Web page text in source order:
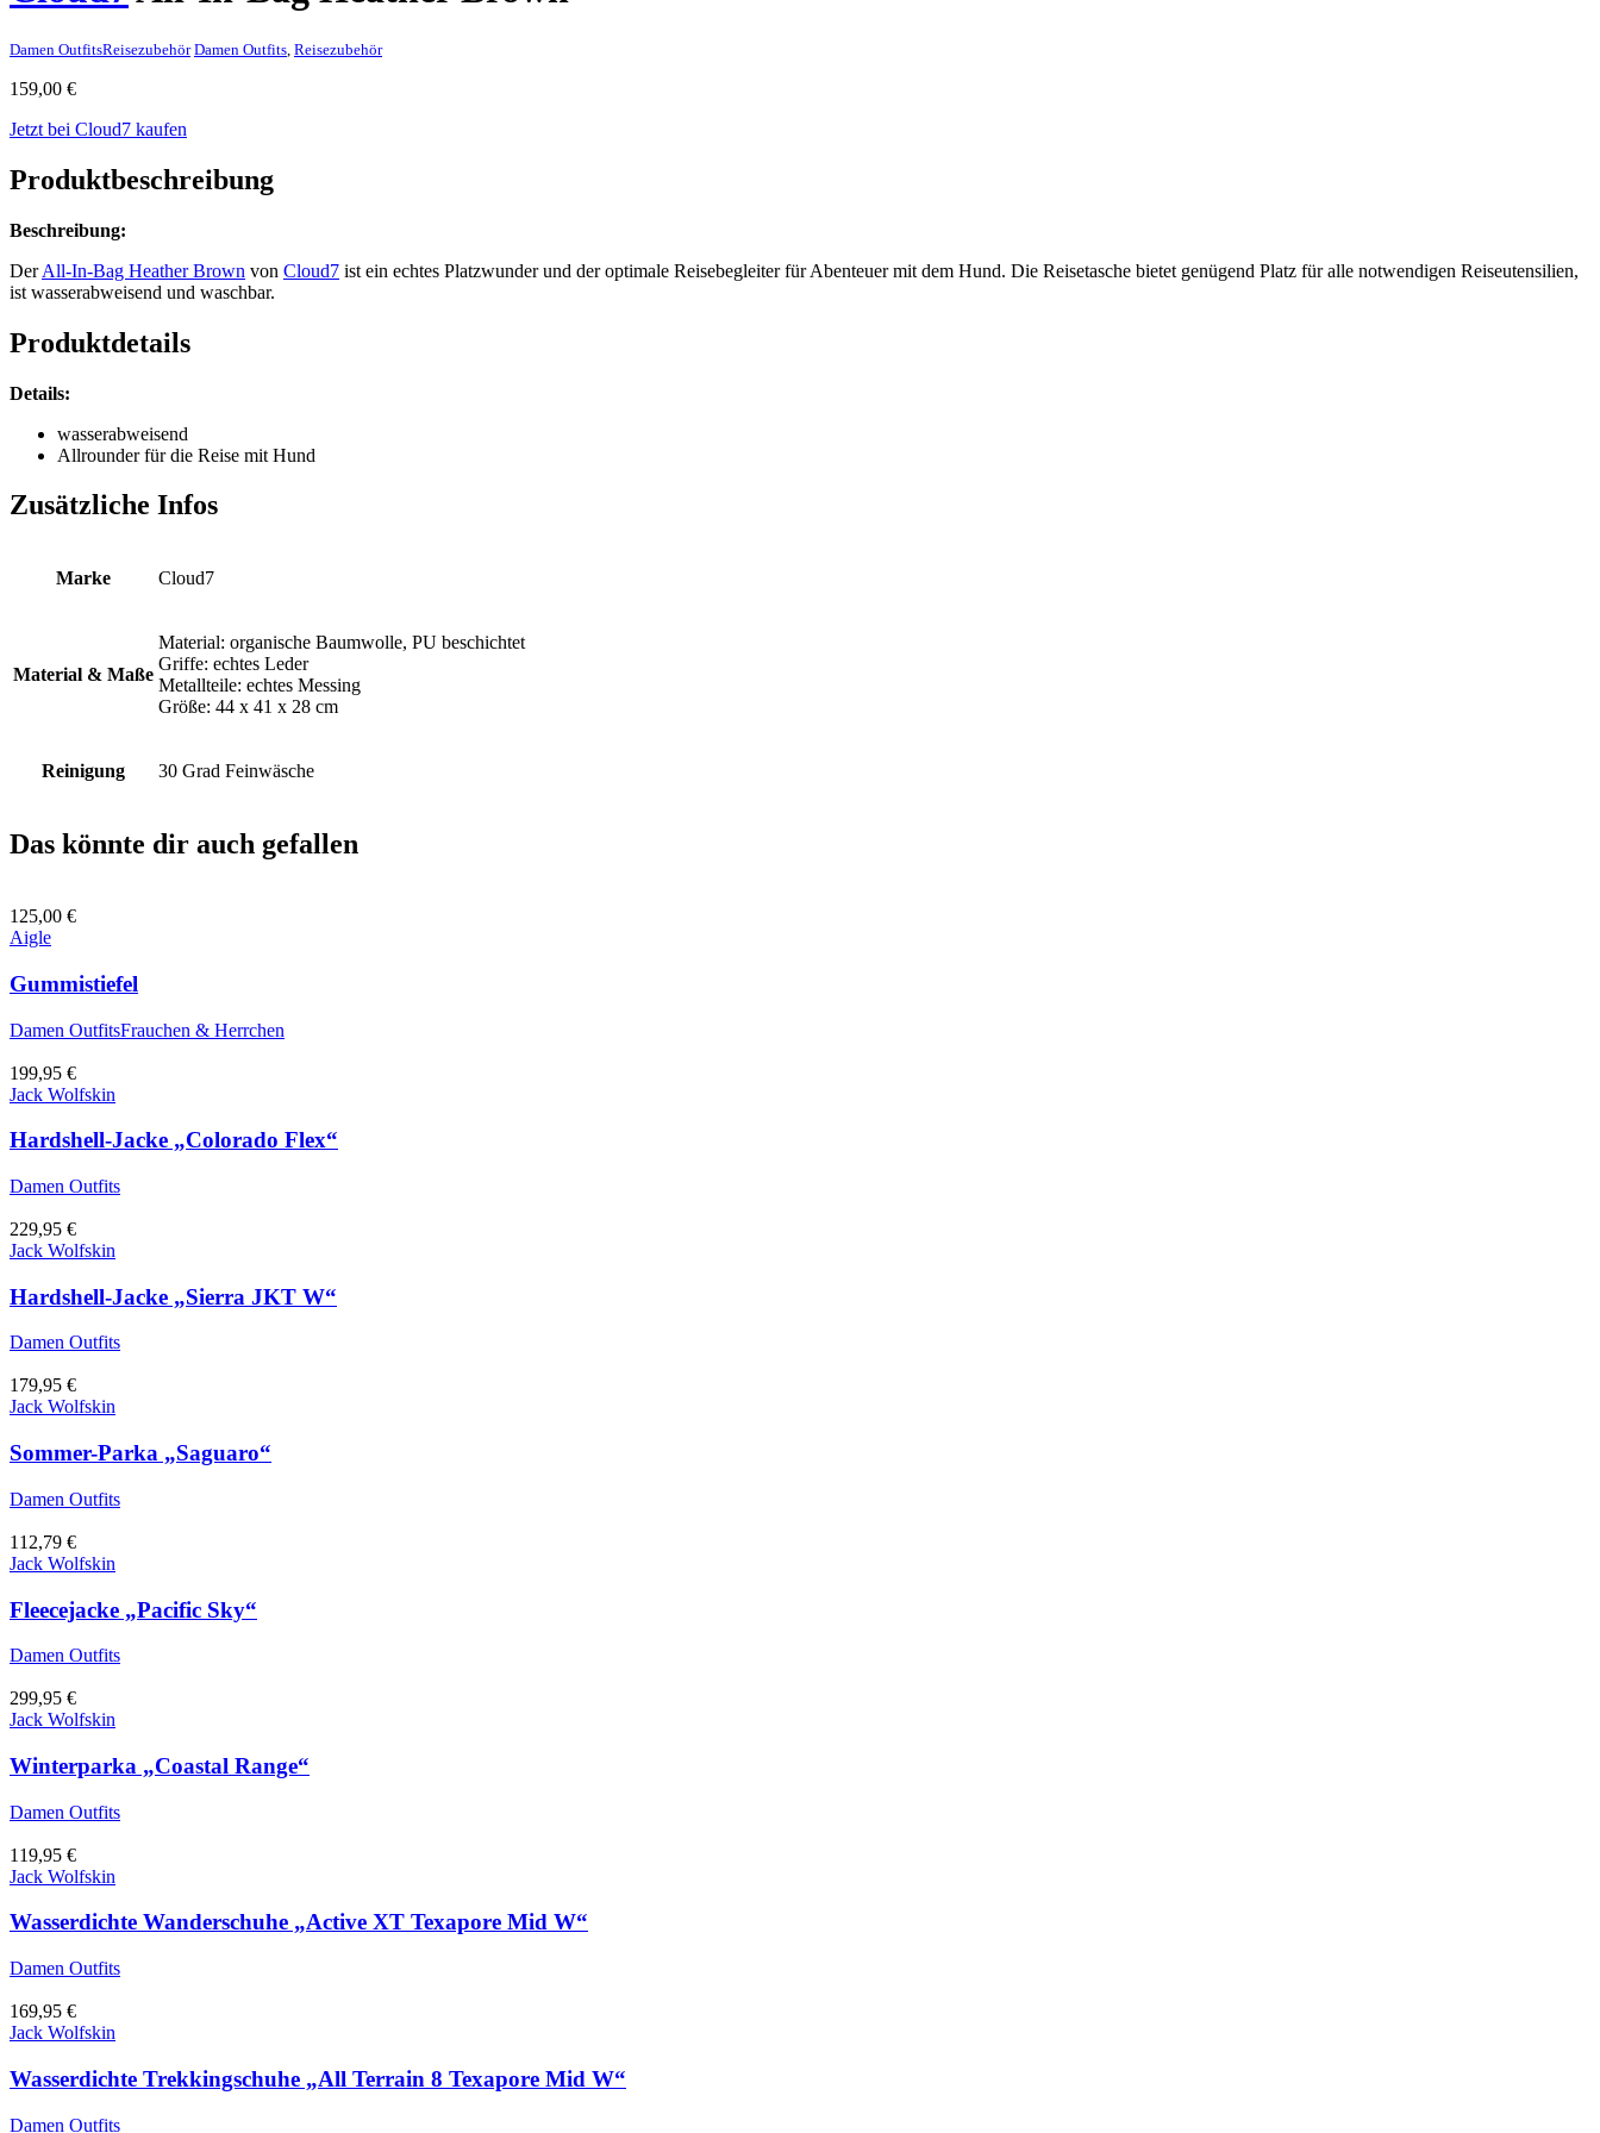
Damen OutfitsReisezubehör Damen Outfits Reisezubehör
159,00 €
Jetzt bei Cloud7 kaufen
Produktbeschreibung
Beschreibung:
DerAll-In-Bag Heather Brown von Cloud7 ist ein echtes Platzwunder und der optimale Reisebegleiter für Abenteuer mit dem Hund. Die Reisetasche bietet genügend Platz für alle notwendigen Reiseutensilien,
ist wasserabweisend und waschbar.
Produktdetails
Details:
wasserabweisend
Allrounder für die Reise mit Hund
Zusätzliche Infos
Marke Cloud7
Material & Maße
Material: organische Baumwolle, PU beschichtet
Griffe: echtes Leder
Metallteile: echtes Messing
Größe: 44 x 41 x 28 cm
Reinigung 30 Grad Feinwäsche
Das könnte dir auch gefallen
125,00 €
Aigle
Gummistiefel
Damen OutfitsFrauchen & Herrchen
199,95 €
Jack Wolfskin
Hardshell-Jacke „Colorado Flex“
Damen Outfits
229,95 €
Jack Wolfskin
Hardshell-Jacke „Sierra JKT W“
Damen Outfits
179,95 €
Jack Wolfskin
Sommer-Parka „Saguaro“
Damen Outfits
112,79 €
Jack Wolfskin
Fleecejacke „Pacific Sky“
Damen Outfits
299,95 €
Jack Wolfskin
Winterparka „Coastal Range“
Damen Outfits
119,95 €
Jack Wolfskin
Wasserdichte Wanderschuhe „Active XT Texapore Mid W“
Damen Outfits
169,95 €
Jack Wolfskin
Wasserdichte Trekkingschuhe „All Terrain 8 Texapore Mid W“
Damen Outfits